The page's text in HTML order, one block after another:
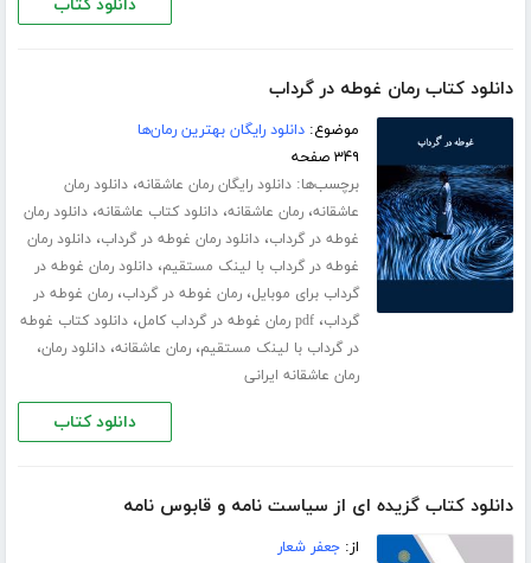
دانلود کتاب
دانلود کتاب رمان غوطه در گرداب
موضوع:دانلود رایگان بهترین رمان‌ها
۳۴۹ صفحه
برچسب‌ها:دانلود رایگان رمان عاشقانه،دانلود رمان
عاشقانه،رمان عاشقانه،دانلود کتاب عاشقانه،دانلود رمان
غوطه در گرداب،دانلود رمان غوطه در گرداب،دانلود رمان
غوطه در گرداب با لینک مستقیم،دانلود رمان غوطه در
گرداب برای موبایل،رمان غوطه در گرداب،رمان غوطه در
گرداب،pdf رمان غوطه در گرداب کامل ،دانلود کتاب غوطه
در گرداب با لینک مستقیم،رمان عاشقانه،دانلود رمان،
رمان عاشقانه ایرانی
دانلود کتاب
دانلود کتاب گزیده ای از سیاست نامه و قابوس نامه
از:جعفر شعار